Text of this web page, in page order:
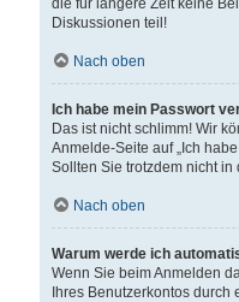
die für längere Zeit keine
Diskussionen teil!
Nach oben
Ich habe mein Passwort
Das ist nicht schlimm! Wir
Anmelde-Seite auf „Ich
Sollten Sie trotzdem nicht
Nach oben
Warum werde ich
Wenn Sie beim Anmelden
Ihres Benutzerkontos